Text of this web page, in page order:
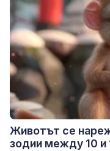
Животът се
зодии между 10 и